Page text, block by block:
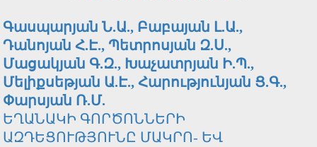
Գասպարյան Ն.Ա., Բաբայան Լ.Ա.,
Դանոյան Հ.Է., Պետրոսյան Զ.Ս.,
Մացակյան Գ.Զ., Խաչատրյան Ի.Պ.,
Մելիքսեթյան Ա.Է., Հարությունյան Ց.Գ.,
Փարսյան Ռ.Մ.
ԵՂԱՆԱԿԻ ԳՈՐԾՈՆՆԵՐԻ
ԱԶԴԵՑՈՒԹՅՈՒՆԸ ՄԱԿՐՈ- ԵՎ